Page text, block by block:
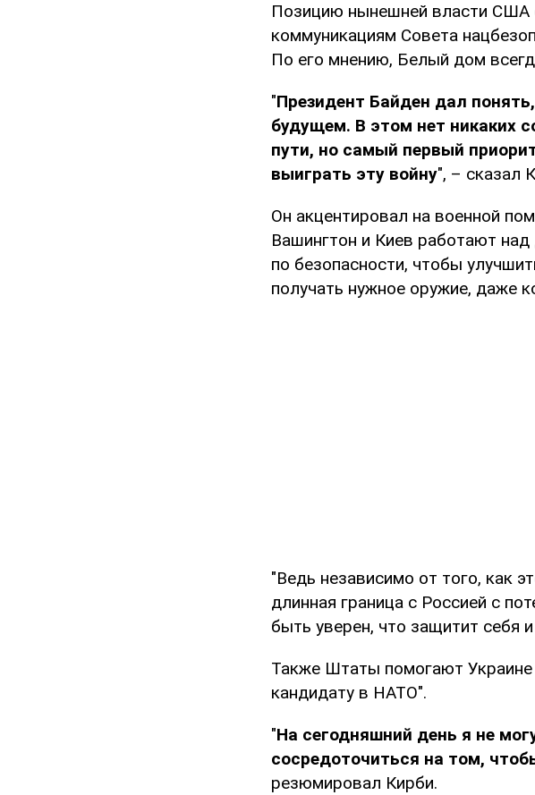
Позицию нынешней власти США
коммуникациям Совета
По его мнению, Белый дом
"Президент Байден дал
будущем. В этом нет никаких
пути, но самый первый
выиграть эту войну", – сказал
Он акцентировал на военной
Вашингтон и Киев работают
по безопасности, чтобы
получать нужное оружие, даже
"Ведь независимо от того, как
длинная граница с Россией с
быть уверен, что защитит себя
Также Штаты помогают
кандидату в НАТО".
"На сегодняшний день я не
сосредоточиться на том,
резюмировал Кирби.